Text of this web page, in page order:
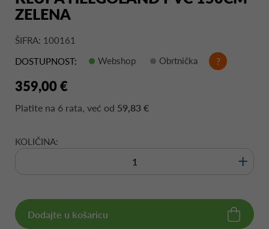
ZELENA
ŠIFRA: 100161
DOSTUPNOST:
Webshop Obrtnička ?
359,00 €
Platite na 6 rata, već od 59,83 €
KOLIČINA:
+
Dodajte u košaricu